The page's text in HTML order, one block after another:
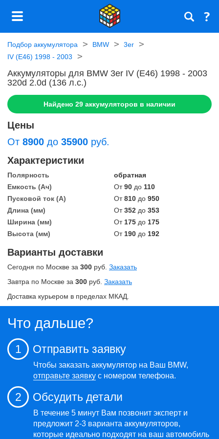
Подбор аккумулятора BMW
3er
IV (E46) 1998 - 2003
Аккумуляторы для BMW 3er IV (E46) 1998 - 2003
320d 2.0d (136 л.с.)
Найдено 29 аккумуляторов в наличии
Цены
От 8900 до 35900 руб.
Характеристики
Полярность
обратная
Емкость (Ач)
От90 до 110
Пусковой ток (А)
От810 до 950
Длина (мм)
От352 до 353
Ширина (мм)
От 175 до 175
Высота (мм)
От 190 до 192
Варианты доставки
Сегодня по Москве за 300 руб. Заказать
Завтра по Москве за 300 руб. Заказать
Доставка курьером в пределах МКАД.
Что дальше?
1 Отправить заявку
Чтобы заказать аккумулятор на Ваш BMW,
отправьте заявку с номером телефона.
2 Обсудить детали
В течение 5 минут Вам позвонит эксперт и
предложит 2-3 варианта аккумуляторов,
которые идеально подходят на ваш автомобиль